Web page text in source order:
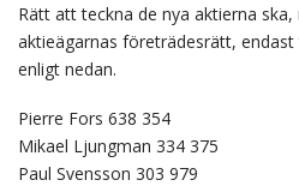
Rätt att teckna de nya aktierna
aktieägarnas företrädesrätt,
enligt nedan.
Pierre Fors 638 354
Mikael Ljungman 334 375
Paul Svensson 303 979